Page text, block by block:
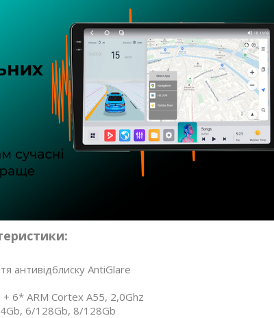
антивідблиску AntiGlare
6* ARM Cortex A55, 2,0Ghz
6/128Gb, 8/128Gb